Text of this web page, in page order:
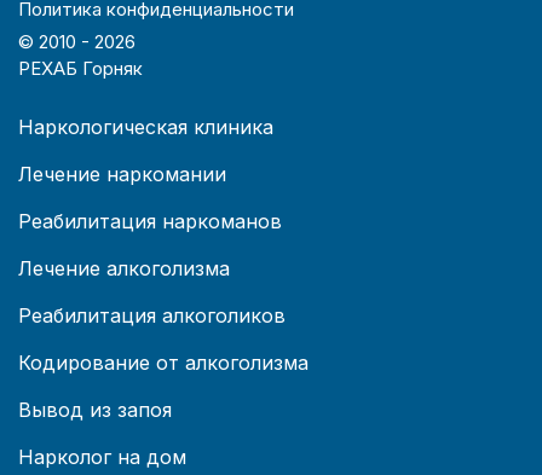
Политика конфиденциальности
© 2010 - 2026
РЕХАБ Горняк
Наркологическая клиника
Лечение наркомании
Реабилитация наркоманов
Лечение алкоголизма
Реабилитация алкоголиков
Кодирование от алкоголизма
Вывод из запоя
Нарколог на дом